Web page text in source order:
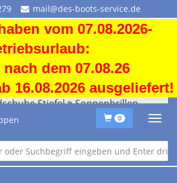
mail@des-boots-service.de
vom 07.08.2026-
dem 07.08.26
16.08.2026 ausgeliefert!
0
Stiefel Sonnenbrillen
•Downloads•Versandkosten•
•Altölentsorgung